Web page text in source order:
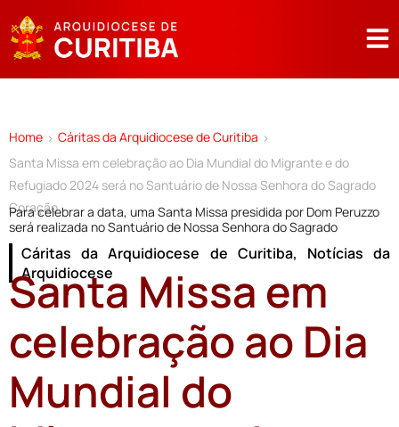
Home > Cáritas da Arquidiocese de Curitiba >
Santa Missa em celebração ao Dia Mundial do Migrante e do
Refugiado 2024 será no Santuário de Nossa Senhora do Sagrado
Coração
Para celebrar a data, uma Santa Missa presidida por Dom Peruzzo
será realizada no Santuário de Nossa Senhora do Sagrado
Cáritas da Arquidiocese de Curitiba, Notícias da
Arquidiocese
Santa Missa em
celebração ao Dia
Mundial do